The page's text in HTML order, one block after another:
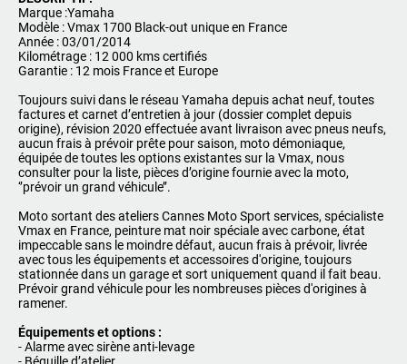
Marque :Yamaha
Modèle : Vmax 1700 Black-out unique en France
Année : 03/01/2014
Kilométrage : 12 000 kms certifiés
Garantie : 12 mois France et Europe
Toujours suivi dans le réseau Yamaha depuis achat neuf, toutes
factures et carnet d’entretien à jour (dossier complet depuis
origine), révision 2020 effectuée avant livraison avec pneus neufs,
aucun frais à prévoir prête pour saison, moto démoniaque,
équipée de toutes les options existantes sur la Vmax, nous
consulter pour la liste, pièces d’origine fournie avec la moto,
‘’prévoir un grand véhicule’’.
Moto sortant des ateliers Cannes Moto Sport services, spécialiste
Vmax en France, peinture mat noir spéciale avec carbone, état
impeccable sans le moindre défaut, aucun frais à prévoir, livrée
avec tous les équipements et accessoires d'origine, toujours
stationnée dans un garage et sort uniquement quand il fait beau.
Prévoir grand véhicule pour les nombreuses pièces d'origines à
ramener.
Équipements et options :
- Alarme avec sirène anti-levage